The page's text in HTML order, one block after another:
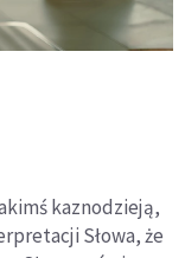
kaznodzieją,
Słowa, że